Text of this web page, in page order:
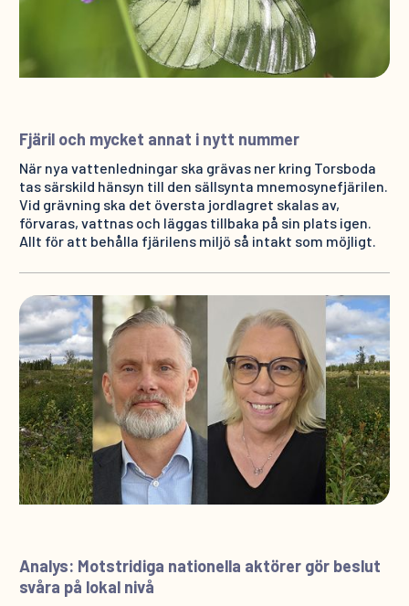
Fjäril och mycket annat i nytt nummer
När nya vattenledningar ska grävas ner kring Torsboda
tas särskild hänsyn till den sällsynta mnemosynefjärilen.
Vid grävning ska det översta jordlagret skalas av,
förvaras, vattnas och läggas tillbaka på sin plats igen.
Allt för att behålla fjärilens miljö så intakt som möjligt.
Analys: Motstridiga nationella aktörer gör beslut
svåra på lokal nivå